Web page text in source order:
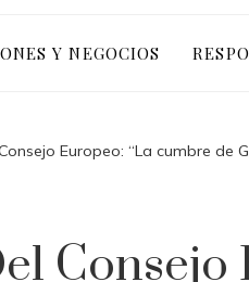
Y NEGOCIOS
Europeo: “La cumbre
Consejo